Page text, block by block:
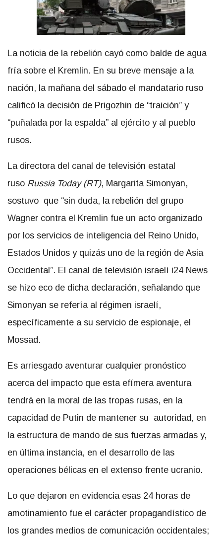
La noticia de la rebelión cayó como balde de agua
fría sobre el Kremlin. En su breve mensaje a la
nación, la mañana del sábado el mandatario ruso
calificó la decisión de Prigozhin de “traición” y
“puñalada por la espalda” al ejército y al pueblo
rusos.
La directora del canal de televisión estatal
ruso Russia Today (RT), Margarita Simonyan,
sostuvo que “sin duda, la rebelión del grupo
Wagner contra el Kremlin fue un acto organizado
por los servicios de inteligencia del Reino Unido,
Estados Unidos y quizás uno de la región de Asia
Occidental”. El canal de televisión israelí i24 News
se hizo eco de dicha declaración, señalando que
Simonyan se refería al régimen israelí,
específicamente a su servicio de espionaje, el
Mossad.
Es arriesgado aventurar cualquier pronóstico
acerca del impacto que esta efímera aventura
tendrá en la moral de las tropas rusas, en la
capacidad de Putin de mantener su autoridad, en
la estructura de mando de sus fuerzas armadas y,
en última instancia, en el desarrollo de las
operaciones bélicas en el extenso frente ucranio.
Lo que dejaron en evidencia esas 24 horas de
amotinamiento fue el carácter propagandístico de
los grandes medios de comunicación occidentales;